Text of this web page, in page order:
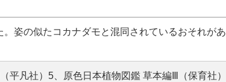
姿の似たコカナダモと混同されているおそれがあ
平凡社）5、原色日本植物図鑑 草本編Ⅲ（保育社）